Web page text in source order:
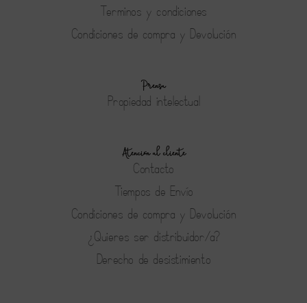
Terminos y condiciones
Condiciones de compra y Devolución
Prensa
Propiedad intelectual
Atención al cliente
Contacto
Tiempos de Envío
Condiciones de compra y Devolución
¿Quieres ser distribuidor/a?
Derecho de desistimiento